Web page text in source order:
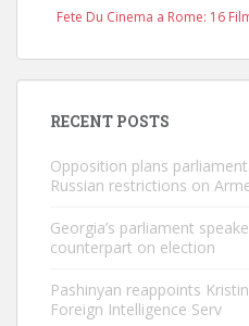
Fete Du Cinema a Rome: 16
RECENT POSTS
Opposition plans
Russian restrictions on
Georgia’s parliament
counterpart on election
Pashinyan reappoints
Foreign Intelligence Serv